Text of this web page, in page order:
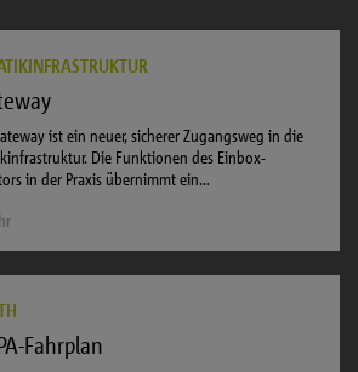
ist ein neuer, sicherer Zugangsweg in die
Die Funktionen des Einbox-
in der Praxis übernimmt ein…
Fahrplan